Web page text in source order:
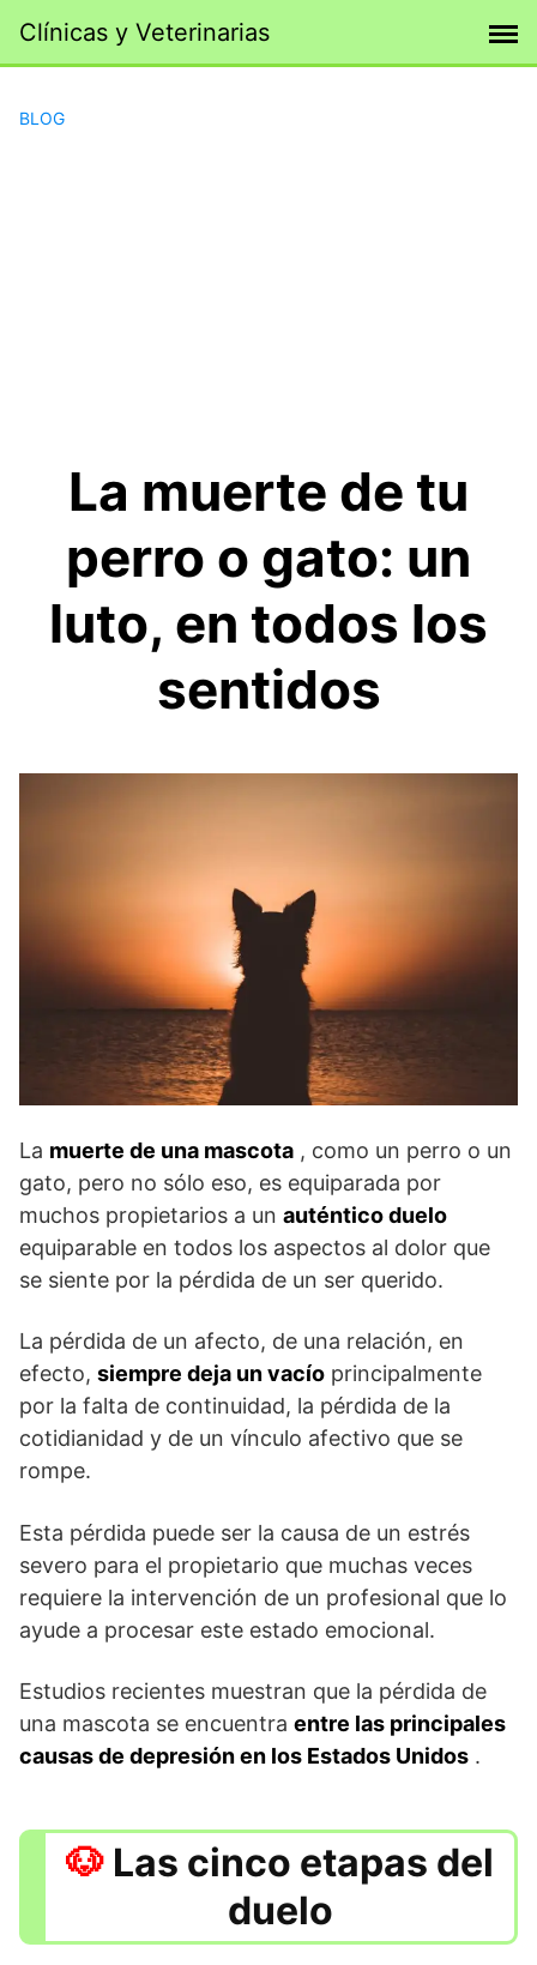
contenido
Clínicas y Veterinarias
BLOG
La muerte de tu
perro o gato: un
luto, en todos los
sentidos
La muerte de una mascota , como un perro o un
gato, pero no sólo eso, es equiparada por
muchos propietarios a un auténtico duelo
equiparable en todos los aspectos al dolor que
se siente por la pérdida de un ser querido.
La pérdida de un afecto, de una relación, en
efecto, siempre deja un vacío principalmente
por la falta de continuidad, la pérdida de la
cotidianidad y de un vínculo afectivo que se
rompe.
Esta pérdida puede ser la causa de un estrés
severo para el propietario que muchas veces
requiere la intervención de un profesional que lo
ayude a procesar este estado emocional.
Estudios recientes muestran que la pérdida de
una mascota se encuentra entre las principales
causas de depresión en los Estados Unidos .
Las cinco etapas del
duelo